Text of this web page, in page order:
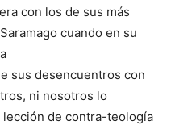
con los de sus más
cuando en su
sus desencuentros con
ni nosotros lo
lección de contra-teología